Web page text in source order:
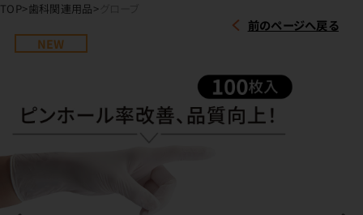
TOP 歯科関連用品
前のページへ戻る
NEW